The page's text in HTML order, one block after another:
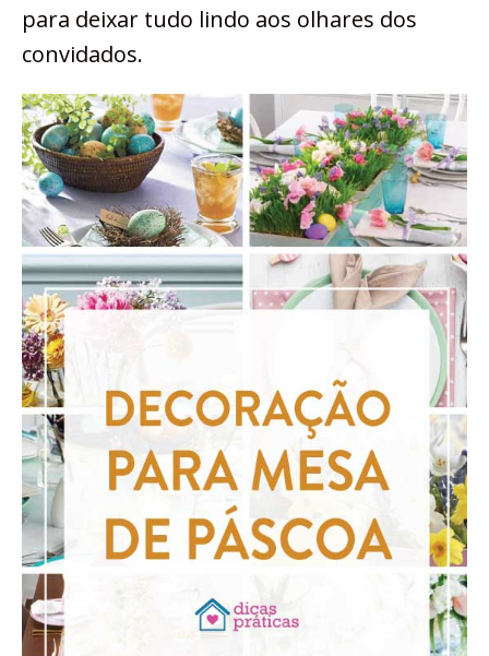
para deixar tudo lindo aos olhares dos
convidados.